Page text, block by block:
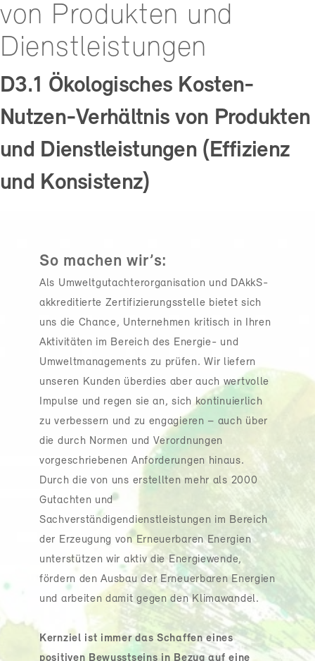
von Produkten und
Dienstleistungen
D3.1 Ökologisches Kosten-
Nutzen-Verhältnis von Produkten
und Dienstleistungen (Effizienz
und Konsistenz)
So machen wir’s:
Als Umweltgutachterorganisation und DAkkS-
akkreditierte Zertifizierungsstelle bietet sich
uns die Chance, Unternehmen kritisch in Ihren
Aktivitäten im Bereich des Energie- und
Umweltmanagements zu prüfen. Wir liefern
unseren Kunden überdies aber auch wertvolle
Impulse und regen sie an, sich kontinuierlich
zu verbessern und zu engagieren – auch über
die durch Normen und Verordnungen
vorgeschriebenen Anforderungen hinaus.
Durch die von uns erstellten mehr als 2000
Gutachten und
Sachverständigendienstleistungen im Bereich
der Erzeugung von Erneuerbaren Energien
unterstützen wir aktiv die Energiewende,
fördern den Ausbau der Erneuerbaren Energien
und arbeiten damit gegen den Klimawandel.
Kernziel ist immer das Schaffen eines
positiven Bewusstseins in Bezug auf eine